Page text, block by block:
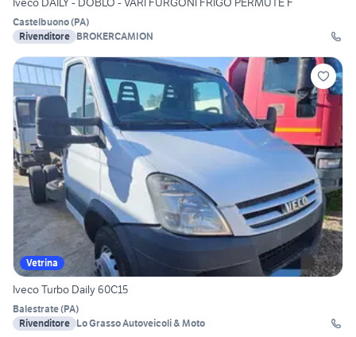
Castelbuono(PA)
Rivenditore BROKERCAMION
Vetrina
Iveco Turbo Daily 60C15
Balestrate(PA)
Rivenditore Lo Grasso Autoveicoli & Moto